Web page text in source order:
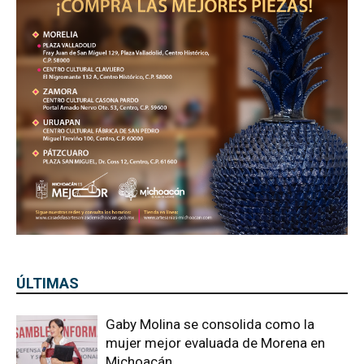
ÚLTIMAS
Gaby Molina se consolida como la
mujer mejor evaluada de Morena en